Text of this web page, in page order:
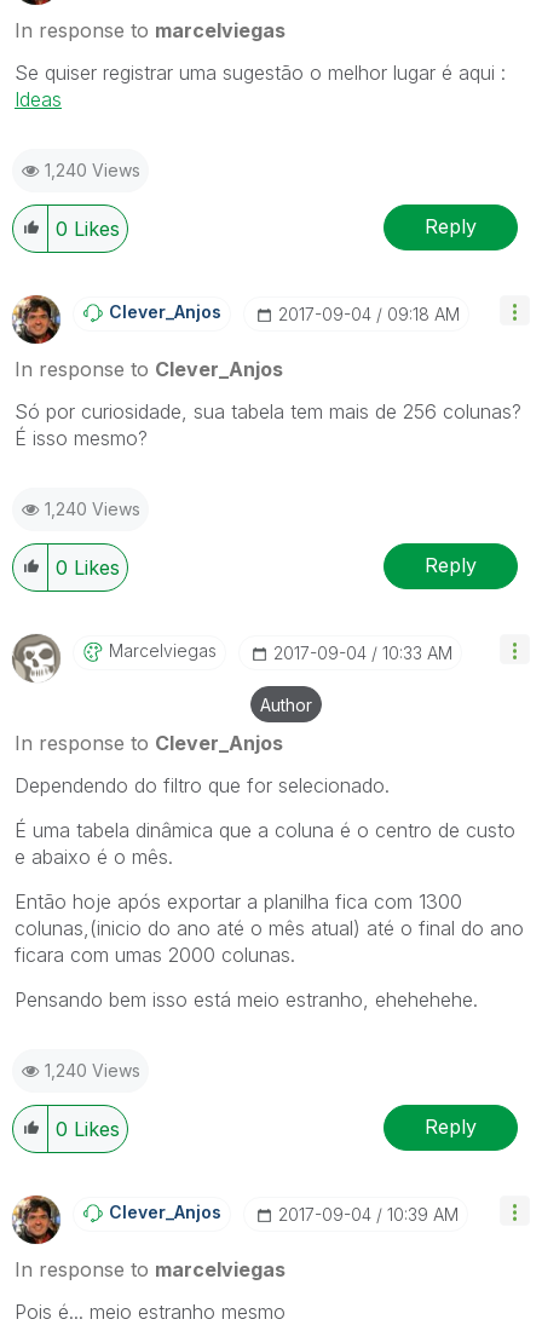
In response to marcelviegas
Se quiser registrar uma sugestão o melhor lugar é aqui :
Ideas
1,240 Views
0 Likes Reply
Clever_Anjos ‎2017-09-04 09:18 AM
In response to Clever_Anjos
Só por curiosidade, sua tabela tem mais de 256 colunas?
É isso mesmo?
1,240 Views
0 Likes Reply
Marcelviegas ‎2017-09-04 10:33 AM
Author
In response to Clever_Anjos
Dependendo do filtro que for selecionado.
É uma tabela dinâmica que a coluna é o centro de custo
e abaixo é o mês.
Então hoje após exportar a planilha fica com 1300
colunas,(inicio do ano até o mês atual) até o final do ano
ficara com umas 2000 colunas.
Pensando bem isso está meio estranho, ehehehehe.
1,240 Views
0 Likes Reply
Clever_Anjos ‎2017-09-04 10:39 AM
In response to marcelviegas
Pois é... meio estranho mesmo